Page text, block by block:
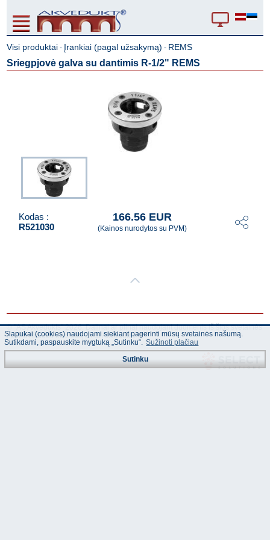
Visi produktai - Įrankiai (pagal užsakymą) - REMS
Sriegpjovė galva su dantimis R-1/2" REMS
Kodas :
R521030
166.56 EUR
(Kainos nurodytos su PVM)
© "AS Akvedukts" 2026. Dalinai ar pilnai naudojant duomenis iš šios svetainės
būtina naudoti nuorodą Į "AS Akvedukts"!
Slapukai (cookies) naudojami siekiant pagerinti mūsų svetainės našumą.
Sutikdami, paspauskite mygtuką „Sutinku“. Sužinoti plačiau
Sutinku